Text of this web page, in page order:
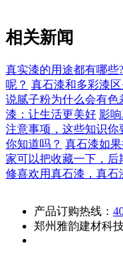
相关新闻
真实漆的用途都有哪些?
呢？ 真石漆和多彩漆
说腻子粉为什么会有色
漆：让生活更美好 影
注意事项，这些知识你
你知道吗？ 真石漆如
家可以把收藏一下，后
修喜欢用真石漆，真石
产品订购热线：
郑州雅韵建材科